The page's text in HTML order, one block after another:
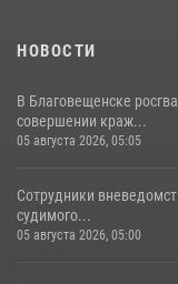
НОВОСТИ
В Благовещенске
совершении краж...
05 августа 2026, 05:05
Сотрудники
судимого...
05 августа 2026, 05:00